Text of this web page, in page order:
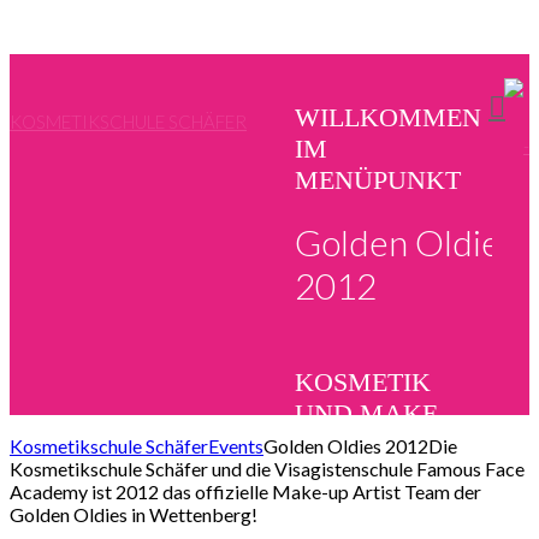
KOSMETIKSCHULE SCHÄFER
WILLKOMMEN
IM
MENÜPUNKT
Golden Oldies
2012
KOSMETIK
UND MAKE-
UP SCHULE
SCHÄFER
Kosmetikschule SchäferEventsGolden Oldies 2012Die
Kosmetikschule Schäfer und die Visagistenschule Famous Face
Academy ist 2012 das offizielle Make-up Artist Team der
Golden Oldies in Wettenberg!